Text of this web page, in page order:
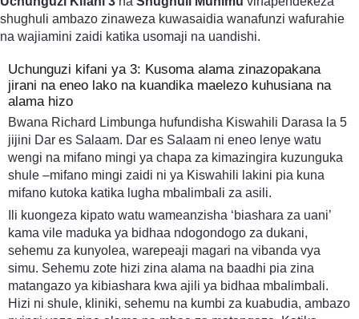
shughuli ambazo zinaweza kuwasaidia wanafunzi wafurahie
na wajiamini zaidi katika usomaji na uandishi.
Uchunguzi kifani ya 3: Kusoma alama zinazopakana
jirani na eneo lako na kuandika maelezo kuhusiana na
alama hizo
Bwana Richard Limbunga hufundisha Kiswahili Darasa la 5
jijini Dar es Salaam. Dar es Salaam ni eneo lenye watu
wengi na mifano mingi ya chapa za kimazingira kuzunguka
shule –mifano mingi zaidi ni ya Kiswahili lakini pia kuna
mifano kutoka katika lugha mbalimbali za asili.
Ili kuongeza kipato watu wameanzisha ‘biashara za uani’
kama vile maduka ya bidhaa ndogondogo za dukani,
sehemu za kunyolea, warepeaji magari na vibanda vya
simu. Sehemu zote hizi zina alama na baadhi pia zina
matangazo ya kibiashara kwa ajili ya bidhaa mbalimbali.
Hizi ni shule, kliniki, sehemu na kumbi za kuabudia, ambazo